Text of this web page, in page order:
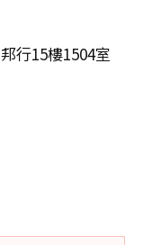
行15樓1504室